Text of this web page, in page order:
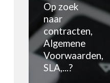
Op zoek
naar
contracten,
Algemene
Voorwaarden,
SLA,...?